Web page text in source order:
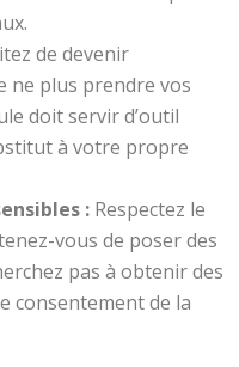
de devenir
ne plus prendre vos
doit servir d’outil
à votre propre
: Respectez le
vous de poser des
pas à obtenir des
consentement de la